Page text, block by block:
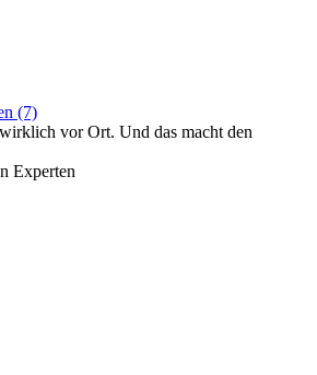
(7)
wirklich vor Ort. Und das macht den
Experten